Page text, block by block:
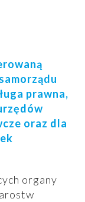
prawna,
oraz dla
organy